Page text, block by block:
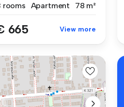
rooms
Apartment 78 m²
665 View more